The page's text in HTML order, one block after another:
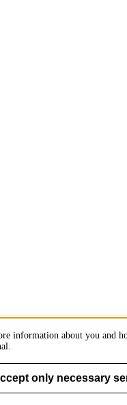
information about you and
only necessary